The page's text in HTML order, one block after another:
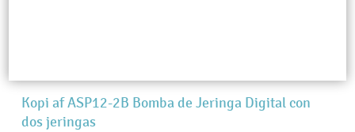
Kopi af ASP12-2B Bomba de Jeringa Digital con
dos jeringas